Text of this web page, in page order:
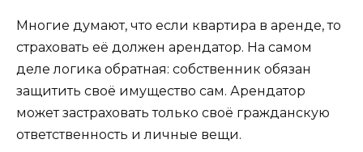
Многие думают, что если квартира в аренде, то
страховать её должен арендатор. На самом
деле логика обратная: собственник обязан
защитить своё имущество сам. Арендатор
может застраховать только своё гражданскую
ответственность и личные вещи.